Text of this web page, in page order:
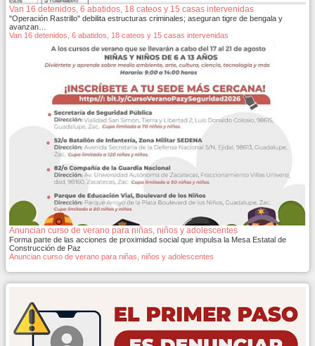
Van 16 detenidos, 6 abatidos, 18 cateos y 15 casas intervenidas
"Operación Rastrillo" debilita estructuras criminales; aseguran tigre de bengala y
avanzan…
Van 16 detenidos, 6 abatidos, 18 cateos y 15 casas intervenidas
Anuncian curso de verano para niñas, niños y adolescentes
Forma parte de las acciones de proximidad social que impulsa la Mesa Estatal de
Construcción de Paz
Anuncian curso de verano para niñas, niños y adolescentes